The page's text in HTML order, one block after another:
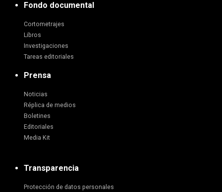
Fondo documental
Cortometrajes
Libros
Investigaciones
Tareas editoriales
Prensa
Noticias
Réplica de medios
Boletines
Editoriales
Media Kit
Transparencia
Protección de datos personales